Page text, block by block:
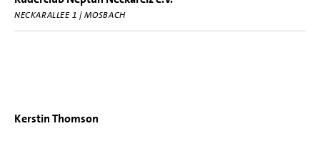
NECKARALLEE 1 | MOSBACH
Kerstin Thomson